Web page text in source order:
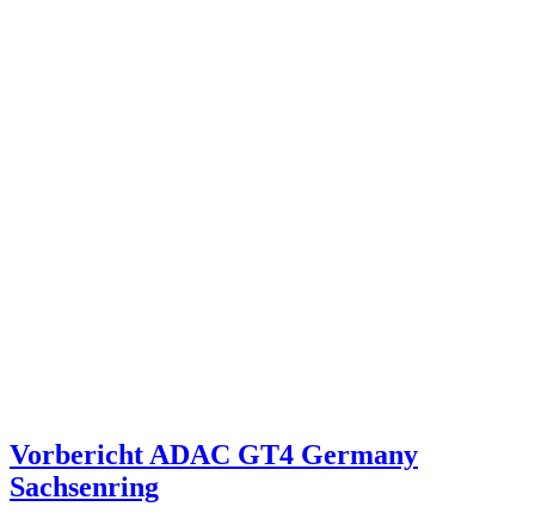
Vorbericht ADAC GT4 Germany
Sachsenring